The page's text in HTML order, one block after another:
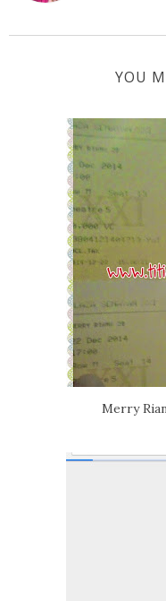
YOU
Merry